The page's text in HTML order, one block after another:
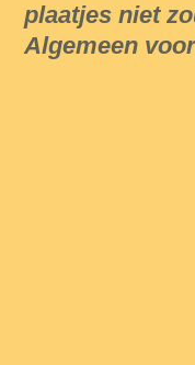
plaatjes niet
Algemeen